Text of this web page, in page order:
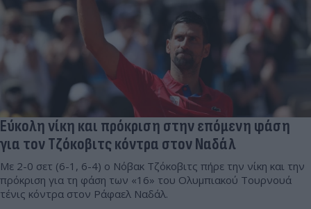
Εύκολη νίκη και πρόκριση στην επόμενη φάση
για τον Τζόκοβιτς κόντρα στον Ναδάλ
Με 2-0 σετ (6-1, 6-4) ο Νόβακ Τζόκοβιτς πήρε την νίκη και την
πρόκριση για τη φάση των «16» του Ολυμπιακού Τουρνουά
τένις κόντρα στον Ράφαελ Ναδάλ.